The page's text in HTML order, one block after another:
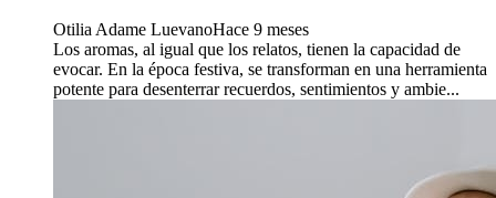
Otilia Adame LuevanoHace 9 meses
Los aromas, al igual que los relatos, tienen la capacidad de
evocar. En la época festiva, se transforman en una herramienta
potente para desenterrar recuerdos, sentimientos y ambie...